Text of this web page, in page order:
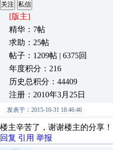
关注 私信
[版主]
精华：7帖
求助：25帖
帖子：1209帖 | 6375回
年度积分：216
历史总积分：44409
注册：2010年3月25日
发表于：2015-10-31 18:46:46
楼主辛苦了，谢谢楼主的分享！
回复 引用 举报